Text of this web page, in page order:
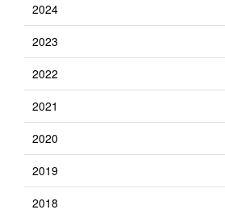
2024
2023
2022
2021
2020
2019
2018